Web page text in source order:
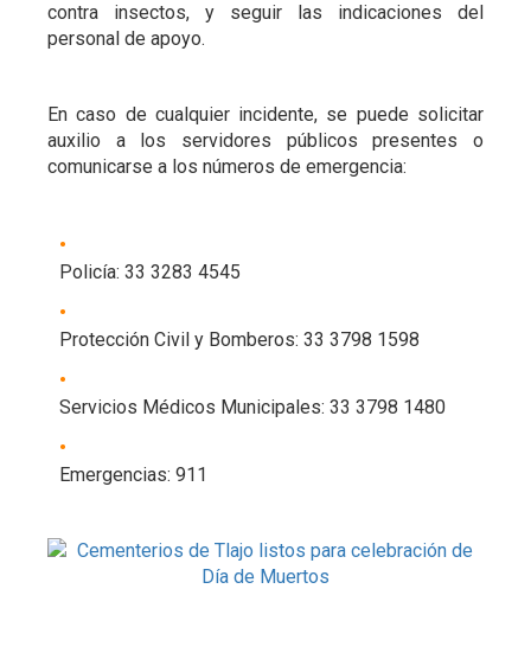
contra insectos, y seguir las indicaciones del
personal de apoyo.
En caso de cualquier incidente, se puede solicitar
auxilio a los servidores públicos presentes o
comunicarse a los números de emergencia:
Policía: 33 3283 4545
Protección Civil y Bomberos: 33 3798 1598
Servicios Médicos Municipales: 33 3798 1480
Emergencias: 911